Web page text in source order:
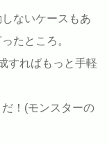
ないケースもあ
たところ。
すればもっと手軽
！(モンスターの